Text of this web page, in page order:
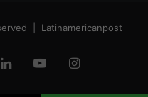
| Latinamericanpost
LinkedInYouTubeInstagram